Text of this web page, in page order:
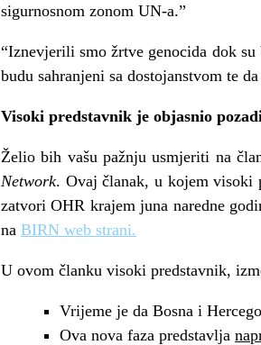
sigurnosnom zonom UN-a.”
“Iznevjerili smo žrtve genocida dok
budu sahranjeni sa dostojanstvom te
Visoki predstavnik je objasnio
Želio bih vašu pažnju usmjeriti na
Network. Ovaj članak, u kojem visoki
zatvori OHR krajem juna naredne
na BIRN web strani.
U ovom članku visoki predstavnik,
Vrijeme je da Bosna i
Ova nova faza predstavlja